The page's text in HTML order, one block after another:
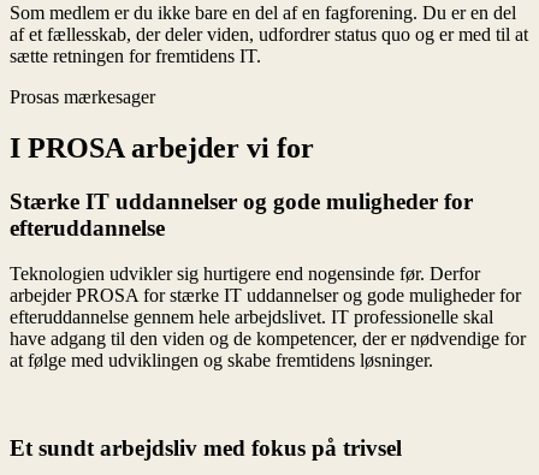
Som medlem er du ikke bare en del af en fagforening. Du er en del
af et fællesskab, der deler viden, udfordrer status quo og er med til at
sætte retningen for fremtidens IT.